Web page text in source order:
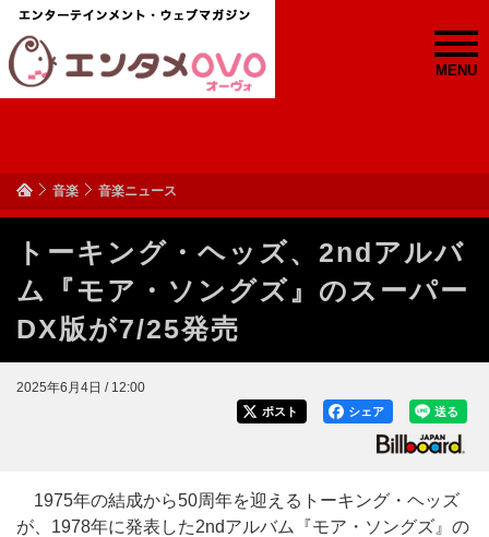
MENU
音楽 音楽ニュース
トーキング・ヘッズ、2ndアルバ
ム『モア・ソングズ』のスーパー
DX版が7/25発売
2025年6月4日 / 12:00
送る
シェア
ポスト
1975年の結成から50周年を迎えるトーキング・ヘッズ
が、1978年に発表した2ndアルバム『モア・ソングズ』の